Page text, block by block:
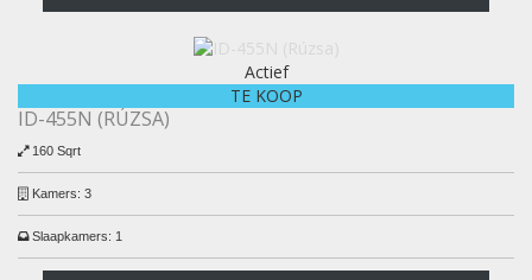
Actief
TE KOOP
ID-455N (RÚZSA)
160 Sqrt
Kamers: 3
Slaapkamers: 1